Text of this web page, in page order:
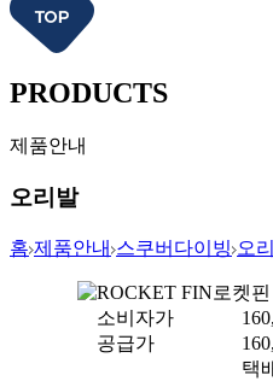
PRODUCTS
제품안내
오리발
홈 제품안내 스쿠버다이빙 오
ROCKET FIN로켓핀
소비자가
공급가
택